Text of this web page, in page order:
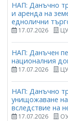
НАП: Данъчно
и аренда на
еднолични
17.07.2026
НАП: Данъчен
националния
17.07.2026
НАП: Данъчно
унищожаване
вследствие на
17.07.2026